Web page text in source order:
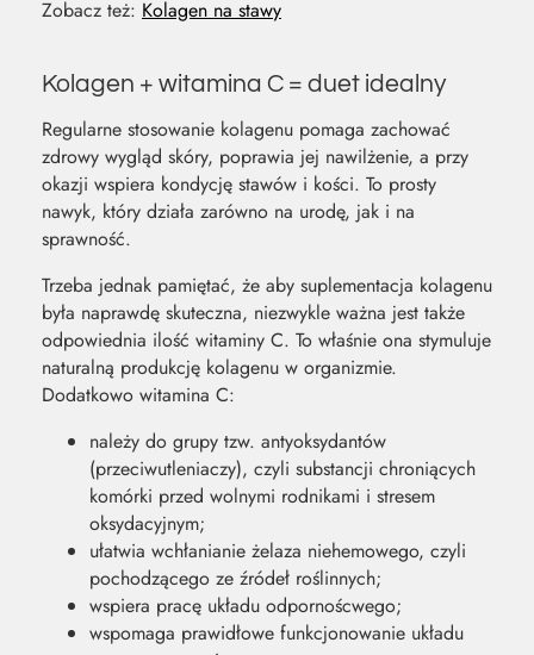
Zobacz też: Kolagen na stawy
Kolagen + witamina C = duet idealny
Regularne stosowanie kolagenu pomaga zachować
zdrowy wygląd skóry, poprawia jej nawilżenie, a przy
okazji wspiera kondycję stawów i kości. To prosty
nawyk, który działa zarówno na urodę, jak i na
sprawność.
Trzeba jednak pamiętać, że aby suplementacja kolagenu
była naprawdę skuteczna, niezwykle ważna jest także
odpowiednia ilość witaminy C. To właśnie ona stymuluje
naturalną produkcję kolagenu w organizmie.
Dodatkowo witamina C:
należy do grupy tzw. antyoksydantów
(przeciwutleniaczy), czyli substancji chroniących
komórki przed wolnymi rodnikami i stresem
oksydacyjnym;
ułatwia wchłanianie żelaza niehemowego, czyli
pochodzącego ze źródeł roślinnych;
wspiera pracę układu odpornoścwego;
wspomaga prawidłowe funkcjonowanie układu